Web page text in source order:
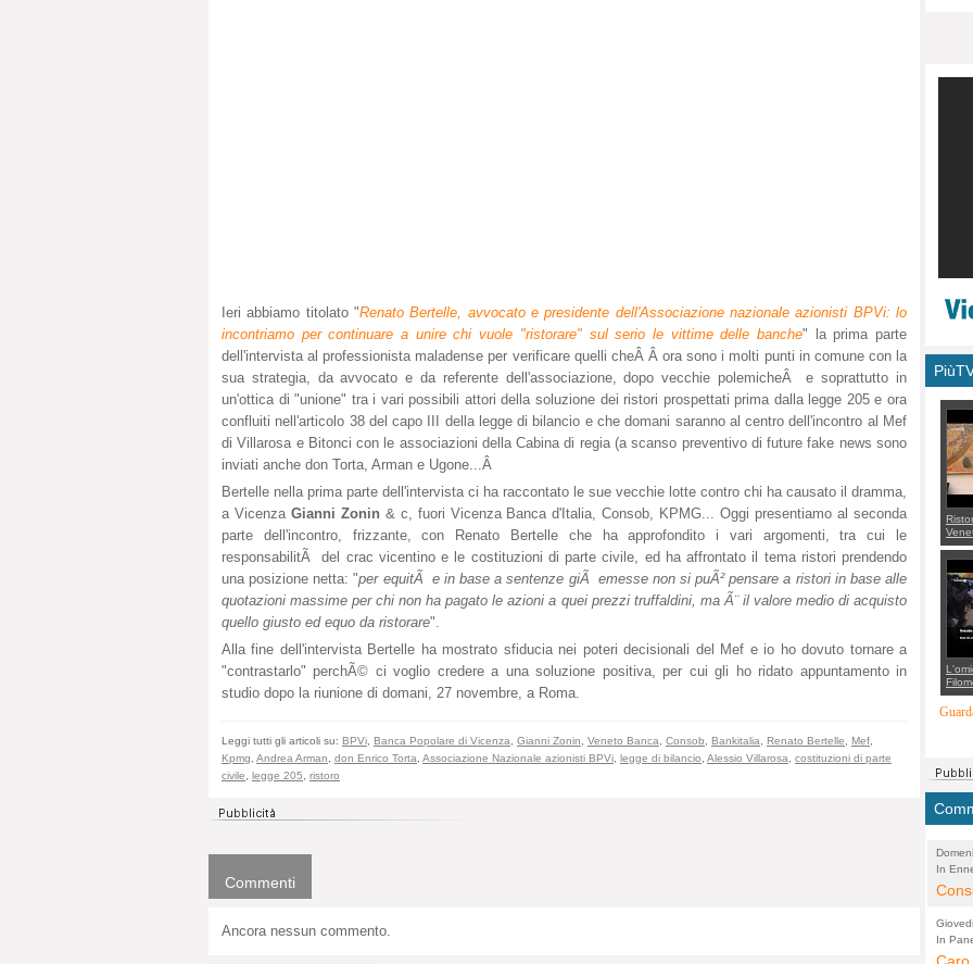
Ieri abbiamo titolato "Renato Bertelle, avvocato e presidente dell'Associazione nazionale azionisti BPVi: lo
incontriamo per continuare a unire chi vuole "ristorare" sul serio le vittime delle banche" la prima parte
dell'intervista al professionista maladense per verificare quelli cheÂ Â ora sono i molti punti in comune con la
sua strategia, da avvocato e da referente dell'associazione, dopo vecchie polemicheÂ e soprattutto in
un'ottica di "unione" tra i vari possibili attori della soluzione dei ristori prospettati prima dalla legge 205 e ora
confluiti nell'articolo 38 del capo III della legge di bilancio e che domani saranno al centro dell'incontro al Mef
di Villarosa e Bitonci con le associazioni della Cabina di regia (a scanso preventivo di future fake news sono
inviati anche don Torta, Arman e Ugone...Â
Bertelle nella prima parte dell'intervista ci ha raccontato le sue vecchie lotte contro chi ha causato il dramma,
a Vicenza Gianni Zonin & c, fuori Vicenza Banca d'Italia, Consob, KPMG... Oggi presentiamo al seconda
parte dell'incontro, frizzante, con Renato Bertelle che ha approfondito i vari argomenti, tra cui le
responsabilitÃ del crac vicentino e le costituzioni di parte civile, ed ha affrontato il tema ristori prendendo
una posizione netta: "per equitÃ e in base a sentenze giÃ emesse non si puÃ² pensare a ristori in base alle
quotazioni massime per chi non ha pagato le azioni a quei prezzi truffaldini, ma Ã¨ il valore medio di acquisto
quello giusto ed equo da ristorare".
Alla fine dell'intervista Bertelle ha mostrato sfiducia nei poteri decisionali del Mef e io ho dovuto tornare a
"contrastarlo" perchÃ© ci voglio credere a una soluzione positiva, per cui gli ho ridato appuntamento in
studio dopo la riunione di domani, 27 novembre, a Roma.
Leggi tutti gli articoli su: BPVi Banca Popolare di Vicenza Gianni Zonin Veneto Banca Consob Bankitalia Renato Bertelle Mef
Kpmg Andrea Arman don Enrico Torta Associazione Nazionale azionisti BPVi legge di bilancio Alessio Villarosa
costituzioni di parte
civile
legge 205 ristoro
Commenti
Ancora nessun commento.
con
In
In